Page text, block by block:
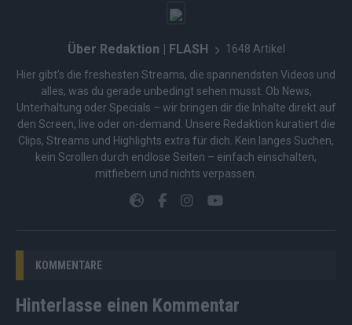
Über Redaktion | FLASH 1648 Artikel
Hier gibt’s die freshesten Streams, die spannendsten Videos und
alles, was du gerade unbedingt sehen musst. Ob News,
Unterhaltung oder Specials – wir bringen dir die Inhalte direkt auf
den Screen, live oder on-demand. Unsere Redaktion kuratiert die
Clips, Streams und Highlights extra für dich. Kein langes Suchen,
kein Scrollen durch endlose Seiten – einfach einschalten,
mitfiebern und nichts verpassen.
KOMMENTARE
Hinterlasse einen Kommentar